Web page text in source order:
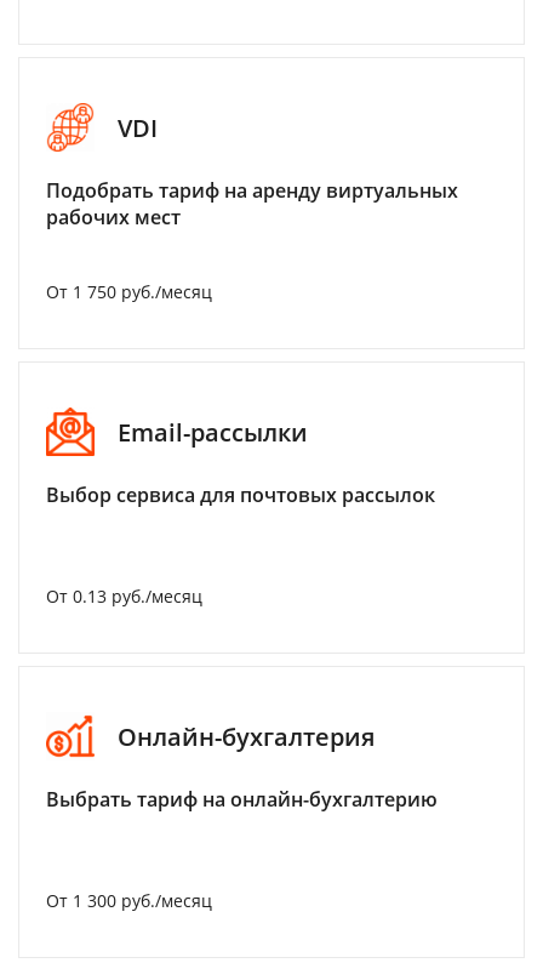
VDI
Подобрать тариф на аренду виртуальных
рабочих мест
От 1 750 руб./месяц
Email-рассылки
Выбор сервиса для почтовых рассылок
От 0.13 руб./месяц
Онлайн-бухгалтерия
Выбрать тариф на онлайн-бухгалтерию
От 1 300 руб./месяц